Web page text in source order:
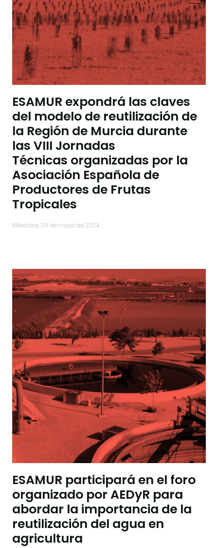
ESAMUR expondrá las claves
del modelo de reutilización de
la Región de Murcia durante
las VIII Jornadas
Técnicas organizadas por la
Asociación Española de
Productores de Frutas
Tropicales
miércoles, 29 de mayo de 2024
ESAMUR participará en el foro
organizado por AEDyR para
abordar la importancia de la
reutilización del agua en
agricultura